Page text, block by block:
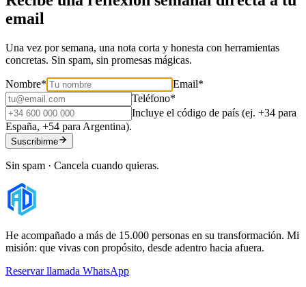
email
Una vez por semana, una nota corta y honesta con herramientas
concretas. Sin spam, sin promesas mágicas.
Nombre* Email*
Teléfono*
Incluye el código de país (ej. +34 para
España, +54 para Argentina).
Suscribirme
Sin spam · Cancela cuando quieras.
He acompañado a más de 15.000 personas en su transformación. Mi
misión: que vivas con propósito, desde adentro hacia afuera.
Reservar llamada WhatsApp